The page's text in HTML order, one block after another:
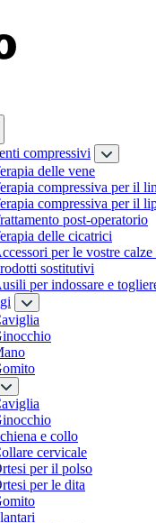
compressivi
delle vene
compressiva per il
compressiva per il
post-operatorio
delle cicatrici
per le vostre
sostitutivi
per indossare e
e collo
cervicale
per il polso
per le dita